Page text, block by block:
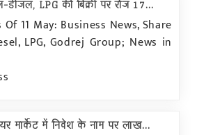
LPG की बिक्री पर रोज 17...
11 May: Business News, Share
LPG, Godrej Group; News in
मार्केट में निवेश के नाम पर लाख...